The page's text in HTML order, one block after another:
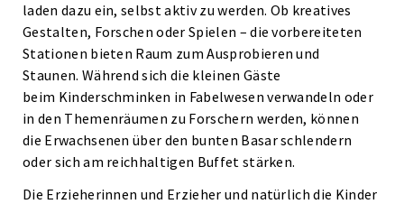
laden dazu ein, selbst aktiv zu werden. Ob kreatives
Gestalten, Forschen oder Spielen – die vorbereiteten
Stationen bieten Raum zum Ausprobieren und
Staunen. Während sich die kleinen Gäste
beim Kinderschminken in Fabelwesen verwandeln oder
in den Themenräumen zu Forschern werden, können
die Erwachsenen über den bunten Basar schlendern
oder sich am reichhaltigen Buffet stärken.
Die Erzieherinnen und Erzieher und natürlich die Kinder